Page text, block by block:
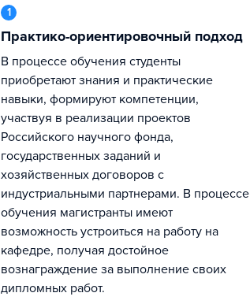
1
Практико-ориентировочный подход
В процессе обучения студенты
приобретают знания и практические
навыки, формируют компетенции,
участвуя в реализации проектов
Российского научного фонда,
государственных заданий и
хозяйственных договоров с
индустриальными партнерами. В процессе
обучения магистранты имеют
возможность устроиться на работу на
кафедре, получая достойное
вознаграждение за выполнение своих
дипломных работ.